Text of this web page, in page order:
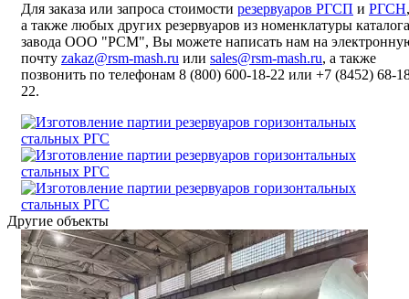
Для заказа или запроса стоимости резервуаров РГСП и РГСН,
а также любых других резервуаров из номенклатуры каталога
завода ООО "РСМ", Вы можете написать нам на
почту zakaz@rsm-mash.ru или sales@rsm-mash.ru, а также
позвонить по телефонам 8 (800) 600-18-22 или +7 (8452) 68-
22.
Другие объекты